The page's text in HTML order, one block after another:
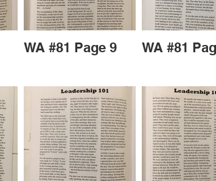
WA #81 Page 9 WA #81